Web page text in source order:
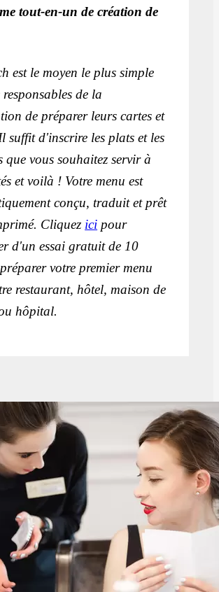
tout-en-un de création de
est le moyen le plus simple
de la
de préparer leurs cartes et
suffit d'inscrire les plats et les
que vous souhaitez servir à
et voilà ! Votre menu est
conçu, traduit et prêt
Cliquez ici pour
d'un essai gratuit de 10
votre premier menu
restaurant, hôtel, maison de
hôpital.